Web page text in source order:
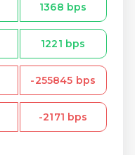
1368 bps
1221 bps
-255845 bps
-2171 bps